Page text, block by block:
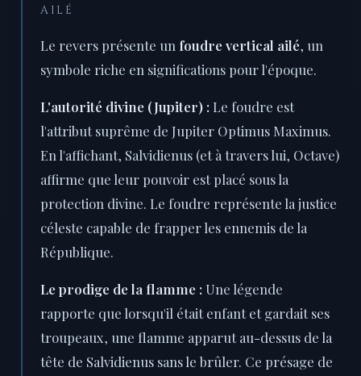
AILÉ
Le revers présente un foudre vertical ailé, un
symbole riche en significations pour l'époque.
L'autorité divine (Jupiter) : Le foudre est
l'attribut suprême de Jupiter Optimus Maximus.
En l'affichant, Salvidienus (et à travers lui, Octave)
affirme que leur pouvoir est placé sous la
protection divine. Le foudre représente la justice
céleste capable de frapper les ennemis de la
République.
Le prodige de la flamme : Une légende
rapporte que lorsqu'il était enfant et gardait ses
troupeaux, une flamme apparut au-dessus de la
tête de Salvidienus sans le brûler. Ce présage de